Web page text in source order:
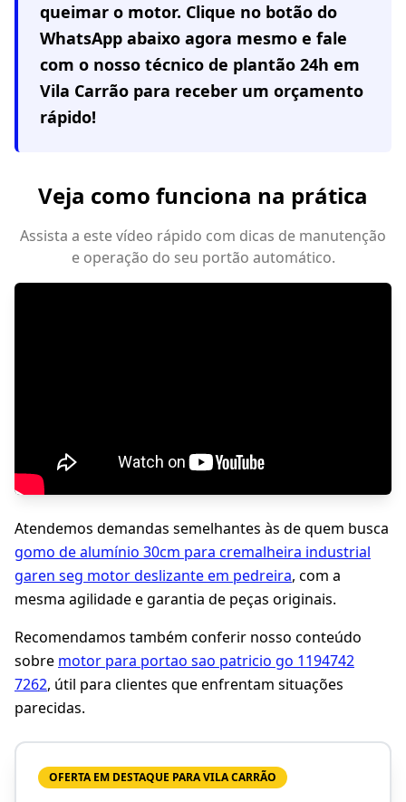
queimar o motor. Clique no botão do
WhatsApp abaixo agora mesmo e fale
com o nosso técnico de plantão 24h em
Vila Carrão para receber um orçamento
rápido!
Veja como funciona na prática
Assista a este vídeo rápido com dicas de manutenção
e operação do seu portão automático.
Atendemos demandas semelhantes às de quem busca
gomo de alumínio 30cm para cremalheira industrial
garen seg motor deslizante em pedreira, com a
mesma agilidade e garantia de peças originais.
Recomendamos também conferir nosso conteúdo
sobre motor para portao sao patricio go 1194742
7262, útil para clientes que enfrentam situações
parecidas.
OFERTA EM DESTAQUE PARA VILA CARRÃO